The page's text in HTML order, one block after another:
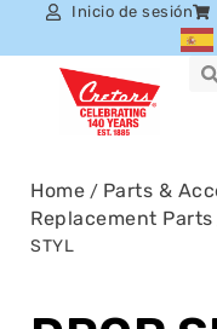
Inicio de sesión
Home / Parts &
Replacement Parts
STYL